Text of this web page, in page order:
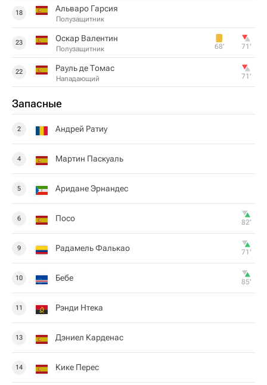
18 Альваро Гарсия
Полузащитник
23 Оскар Валентин
Полузащитник 68‎’‎ 71‎’‎
22 Рауль де Томас
Нападающий 71‎’‎
Запасные
2 Андрей Ратиу
4 Мартин Паскуаль
5 Аридане Эрнандес
6 Посо 82‎’‎
9 Радамель Фалькао 71‎’‎
10 Бебе 85‎’‎
11 Рэнди Нтека
13 Дэниел Карденас
14 Кике Перес